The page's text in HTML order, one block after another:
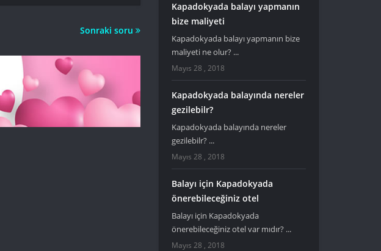
Sonraki soru
Kapadokyada balayı yapmanın
bize maliyeti
Kapadokyada balayı yapmanın bize
maliyeti ne olur? ...
Mayıs 28 , 2018
Kapadokyada balayında nereler
gezilebilr?
Kapadokyada balayında nereler
gezilebilr? ...
Mayıs 28 , 2018
Balayı için Kapadokyada
önerebileceğiniz otel
Balayı için Kapadokyada
önerebileceğiniz otel var mıdır? ...
Mayıs 28 , 2018